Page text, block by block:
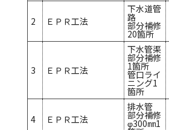
2 ＥＰＲ工法
下水道管
路
部分補修
20箇所
3 ＥＰＲ工法
下水管渠
部分補修
1箇所
管口ライ
ニング1
箇所
4 ＥＰＲ工法
排水管
部分補修
φ300㎜1